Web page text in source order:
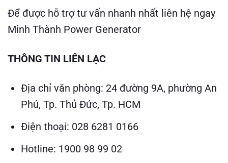
Để được hỗ trợ tư vấn nhanh nhất liên hệ ngay
Minh Thành Power Generator
THÔNG TIN LIÊN LẠC
Địa chỉ văn phòng: 24 đường 9A, phường An
Phú, Tp. Thủ Đức, Tp. HCM
Điện thoại: 028 6281 0166
Hotline: 1900 98 99 02